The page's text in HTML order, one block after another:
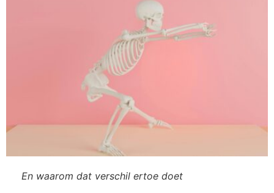
En waarom dat verschil ertoe doet